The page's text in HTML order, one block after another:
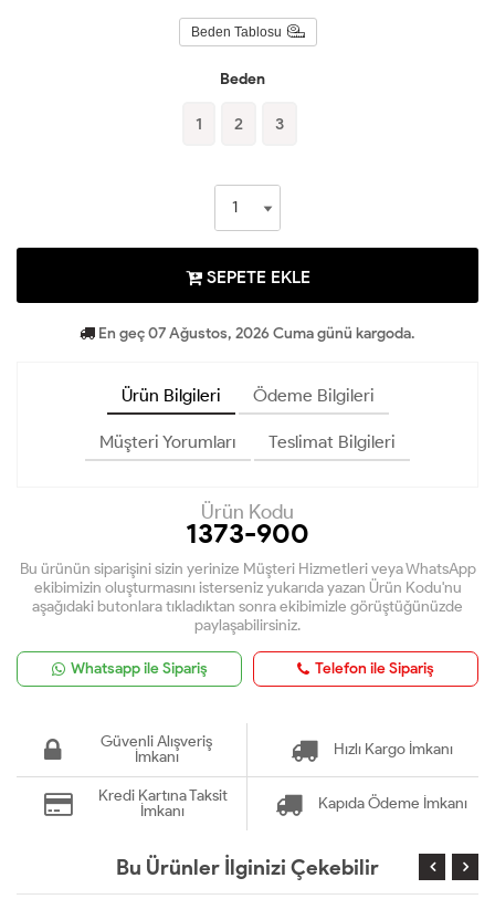
Beden Tablosu
Beden
1 2 3
SEPETE EKLE
En geç 07 Ağustos, 2026 Cuma günü kargoda.
Ürün Bilgileri Ödeme Bilgileri
Müşteri Yorumları Teslimat Bilgileri
Ürün Kodu
1373-900
Bu ürünün siparişini sizin yerinize Müşteri Hizmetleri veya WhatsApp
ekibimizin oluşturmasını isterseniz yukarıda yazan Ürün Kodu'nu
aşağıdaki butonlara tıkladıktan sonra ekibimizle görüştüğünüzde
paylaşabilirsiniz.
Whatsapp ile Sipariş Telefon ile Sipariş
Güvenli Alışveriş
İmkanı
Hızlı Kargo İmkanı
Kredi Kartına Taksit
İmkanı
Kapıda Ödeme İmkanı
Bu Ürünler İlginizi Çekebilir